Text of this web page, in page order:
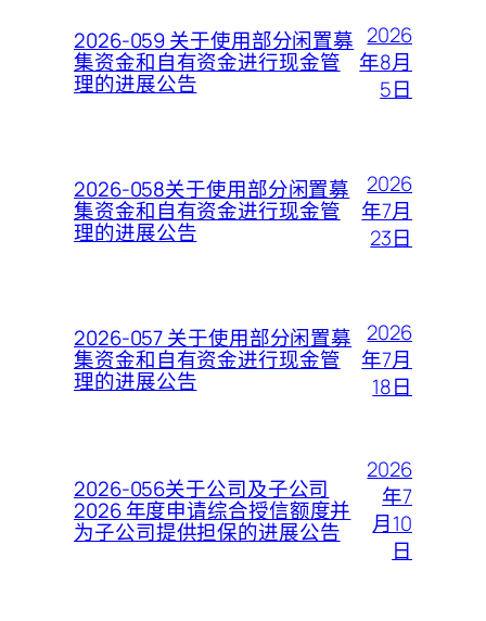
2026-059 关于使用部分闲置募
集资金和自有资金进行现金管
理的进展公告
2026
年8月
5日
2026-058关于使用部分闲置募
集资金和自有资金进行现金管
理的进展公告
2026
年7月
23日
2026-057 关于使用部分闲置募
集资金和自有资金进行现金管
理的进展公告
2026
年7月
18日
2026-056关于公司及子公司
2026 年度申请综合授信额度并
为子公司提供担保的进展公告
2026
年7
月10
日